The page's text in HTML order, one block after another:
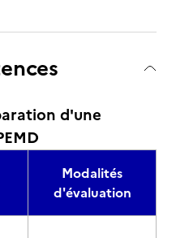
d'une
Modalités
d'évaluation